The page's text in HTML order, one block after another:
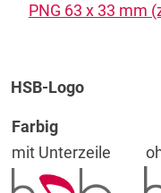
PNG 63 x 33 mm
HSB-Logo
Farbig
mit Unterzeile